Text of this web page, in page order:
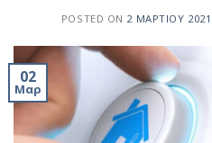
POSTED ON 2 ΜΑΡΤΊΟΥ 2021
02
Μαρ